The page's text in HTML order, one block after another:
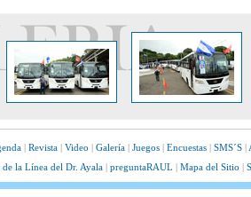
| Revista | Video | Galería | Juegos | Encuestas | SMS´S |
la Línea del Dr. Ayala | preguntaRAUL | Mapa del Sitio |